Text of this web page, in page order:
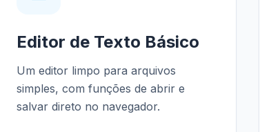
Editor de Texto Básico
Um editor limpo para arquivos
simples, com funções de abrir e
salvar direto no navegador.